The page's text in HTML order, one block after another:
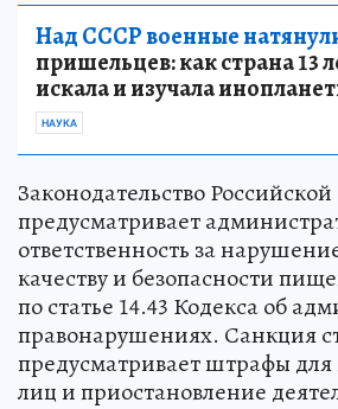
Над СССР военные
пришельцев: как страна 13
искала и изучала
НАУКА
Законодательство
предусматривает
ответственность за
качеству и безопасности
по статье 14.43 Кодекса об
правонарушениях. Санкция
предусматривает штрафы
лиц и приостановление